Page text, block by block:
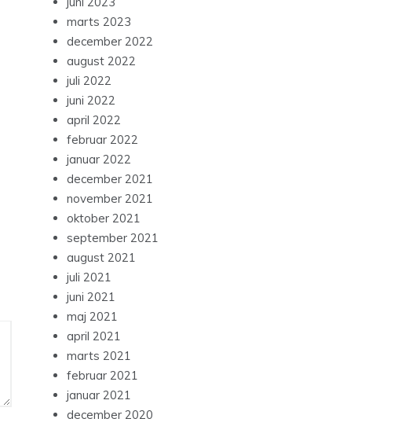
marts 2023
december 2022
august 2022
juli 2022
juni 2022
april 2022
februar 2022
januar 2022
december 2021
november 2021
oktober 2021
september 2021
august 2021
juli 2021
juni 2021
maj 2021
april 2021
marts 2021
februar 2021
januar 2021
december 2020